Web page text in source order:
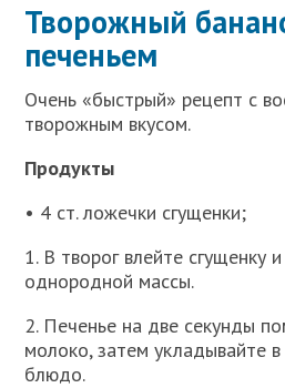
Творожный
печеньем
Очень «быстрый» рецепт с
творожным вкусом.
Продукты
• 4 ст. ложечки сгущенки;
1. В творог влейте сгущенку
однородной массы.
2. Печенье на две секунды
молоко, затем укладывайте
блюдо.